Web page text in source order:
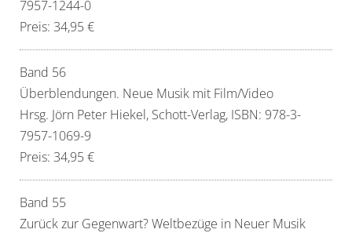
7957-1244-0
Preis: 34,95 €
Band 56
Überblendungen. Neue Musik mit Film/Video
Hrsg. Jörn Peter Hiekel, Schott-Verlag, ISBN: 978-3-
7957-1069-9
Preis: 34,95 €
Band 55
Zurück zur Gegenwart? Weltbezüge in Neuer Musik